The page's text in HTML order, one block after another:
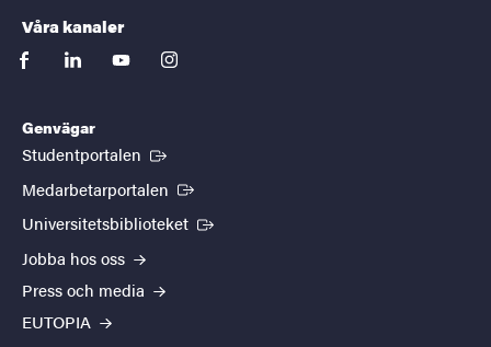
Våra kanaler
facebooklinkedinyoutubeinstagram
Genvägar
Studentportalen (Extern länk)
Medarbetarportalen (Extern länk)
Universitetsbiblioteket (Extern länk)
Jobba hos oss
Press och media
EUTOPIA